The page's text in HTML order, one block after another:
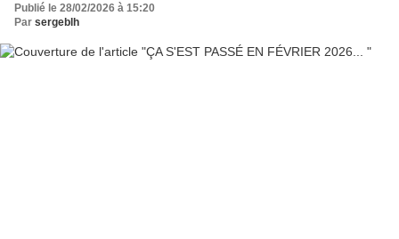
Publié le 28/02/2026 à 15:20
Par sergeblh